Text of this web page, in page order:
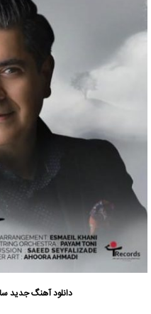
دانلود آهنگ جدید